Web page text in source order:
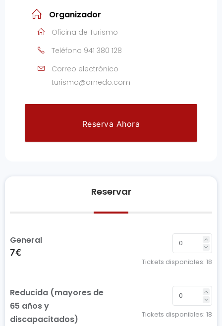
Organizador
Oficina de Turismo
Teléfono 941 380 128
Correo electrónico
turismo@arnedo.com
Reserva Ahora
Reservar
General
7€
Tickets disponibles: 18
Reducida (mayores de
65 años y
discapacitados)
Tickets disponibles: 18